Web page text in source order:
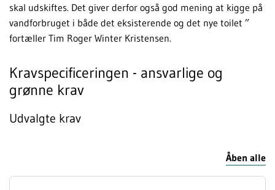
skal udskiftes. Det giver derfor også god mening at kigge på
vandforbruget i både det eksisterende og det nye toilet ”
fortæller Tim Roger Winter Kristensen.
Kravspecificeringen - ansvarlige og
grønne krav
Udvalgte krav
Åben alle